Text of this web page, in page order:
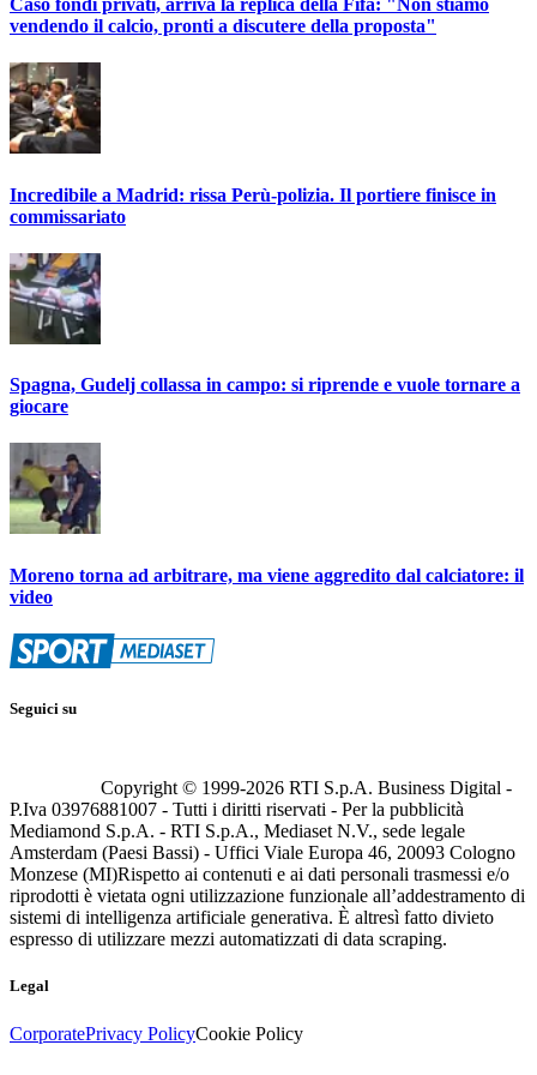
Caso fondi privati, arriva la replica della Fifa: "Non stiamo
vendendo il calcio, pronti a discutere della proposta"
Incredibile a Madrid: rissa Perù-polizia. Il portiere finisce in
commissariato
Spagna, Gudelj collassa in campo: si riprende e vuole tornare a
giocare
Moreno torna ad arbitrare, ma viene aggredito dal calciatore: il
video
Seguici su
Copyright © 1999-2026 RTI S.p.A. Business Digital -
P.Iva 03976881007 - Tutti i diritti riservati - Per la pubblicità
Mediamond S.p.A. - RTI S.p.A., Mediaset N.V., sede legale
Amsterdam (Paesi Bassi) - Uffici Viale Europa 46, 20093 Cologno
Monzese (MI)Rispetto ai contenuti e ai dati personali trasmessi e/o
riprodotti è vietata ogni utilizzazione funzionale all’addestramento di
sistemi di intelligenza artificiale generativa. È altresì fatto divieto
espresso di utilizzare mezzi automatizzati di data scraping.
Legal
CorporatePrivacy PolicyCookie Policy